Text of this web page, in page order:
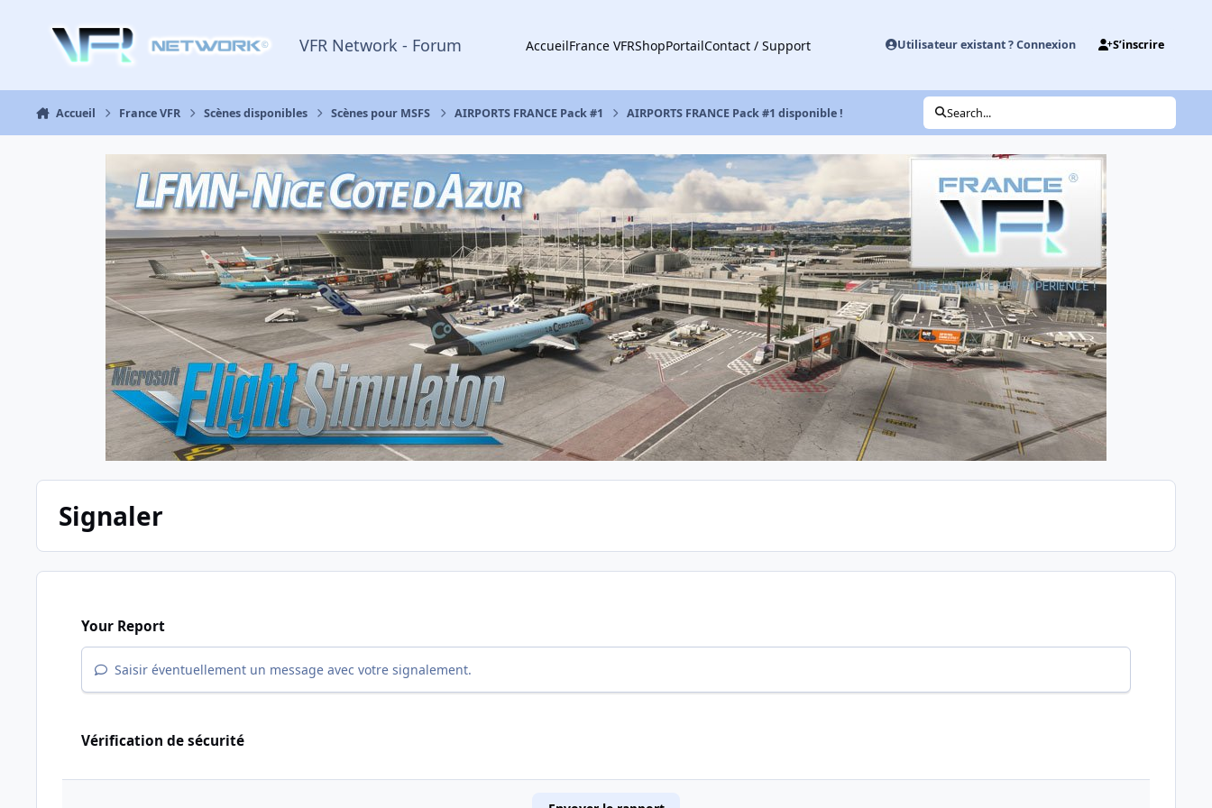
VFR Network - Forum AccueilFrance VFRShopPortailContact / Support Utilisateur existant ? Connexion S’inscrire
Accueil France VFR Scènes disponibles Scènes pour MSFS AIRPORTS FRANCE Pack #1 AIRPORTS FRANCE Pack #1 disponible ! Search...
Signaler
Your Report
Saisir éventuellement un message avec votre signalement.
Vérification de sécurité